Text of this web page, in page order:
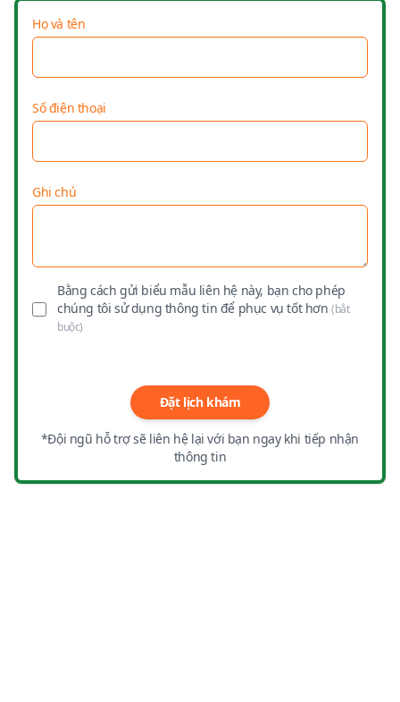
Họ và tên
Số điện thoại
Ghi chú
Bằng cách gửi biểu mẫu liên hệ này, bạn cho phép
chúng tôi sử dụng thông tin để phục vụ tốt hơn(bắt
buộc)
Đặt lịch khám
*Đội ngũ hỗ trợ sẽ liên hệ lại với bạn ngay khi tiếp nhận
thông tin